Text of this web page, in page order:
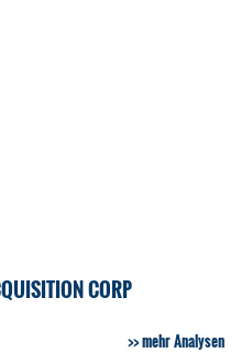
CORP
mehr Analysen